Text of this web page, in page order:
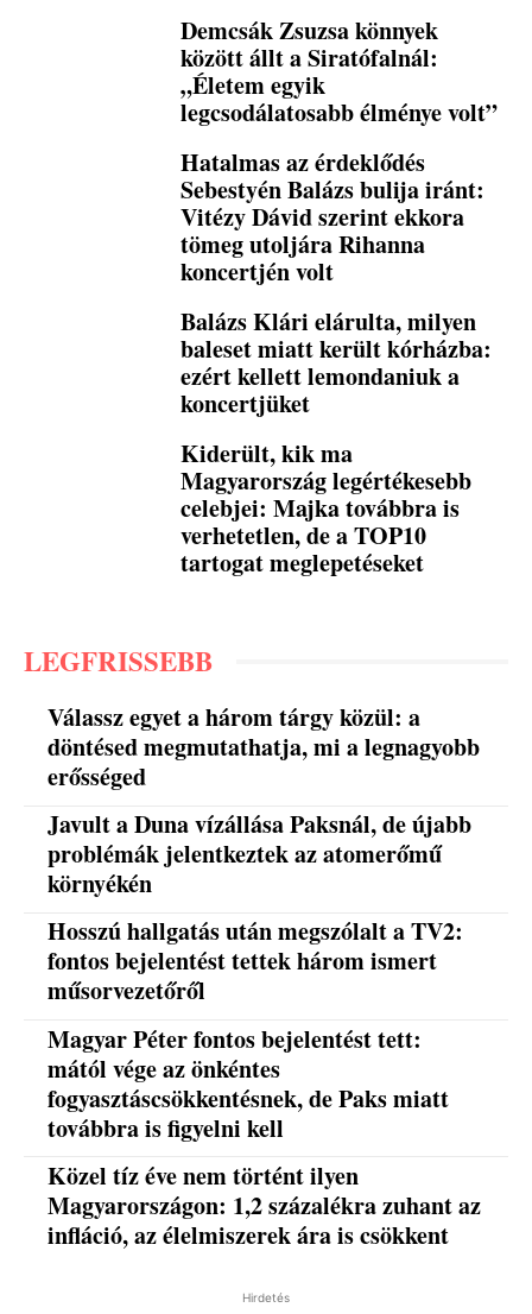
Demcsák Zsuzsa könnyek
között állt a Siratófalnál:
„Életem egyik
legcsodálatosabb élménye volt”
Hatalmas az érdeklődés
Sebestyén Balázs bulija iránt:
Vitézy Dávid szerint ekkora
tömeg utoljára Rihanna
koncertjén volt
Balázs Klári elárulta, milyen
baleset miatt került kórházba:
ezért kellett lemondaniuk a
koncertjüket
Kiderült, kik ma
Magyarország legértékesebb
celebjei: Majka továbbra is
verhetetlen, de a TOP10
tartogat meglepetéseket
LEGFRISSEBB
Válassz egyet a három tárgy közül: a
döntésed megmutathatja, mi a legnagyobb
erősséged
Javult a Duna vízállása Paksnál, de újabb
problémák jelentkeztek az atomerőmű
környékén
Hosszú hallgatás után megszólalt a TV2:
fontos bejelentést tettek három ismert
műsorvezetőről
Magyar Péter fontos bejelentést tett:
mától vége az önkéntes
fogyasztáscsökkentésnek, de Paks miatt
továbbra is figyelni kell
Közel tíz éve nem történt ilyen
Magyarországon: 1,2 százalékra zuhant az
infláció, az élelmiszerek ára is csökkent
Hirdetés